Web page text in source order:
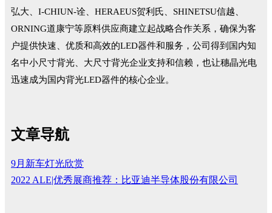
弘大、I-CHIUN-诠、HERAEUS贺利氏、SHINETSU信越、
ORNING道康宁等原料供应商建立起战略合作关系，确保为客
户提供快速、优质和高效的LED器件和服务，公司得到国内知
名中小尺寸背光、大尺寸背光企业支持和信赖，也让穗晶光电
迅速成为国内背光LED器件的核心企业。
文章导航
9月新车灯光欣赏
2022 ALE|优秀展商推荐：比亚迪半导体股份有限公司